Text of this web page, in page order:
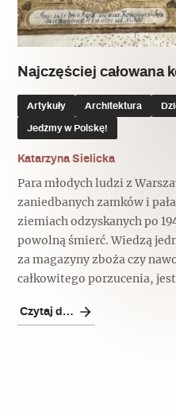
Kruchość
Wywiady
Popularne
Recenzje
Dziedzictwo na co
Jak
Ludzie
Popularne
Siostry
Biskupin -
Muzea od nowa
Popularne
Polska ze smakiem
Zobacz również
Patronaty
MonumentApp
Mapa skojarzeń
Krakowskie
Najczęściej całowana
Artykuły Architektura
Jedźmy w Polskę!
Katarzyna Sielicka
Para młodych ludzi z
zaniedbanych zamków i
ziemiach odzyskanych po
powolną śmierć. Wiedzą
za magazyny zboża czy
całkowitego porzucenia,
Czytaj dalej